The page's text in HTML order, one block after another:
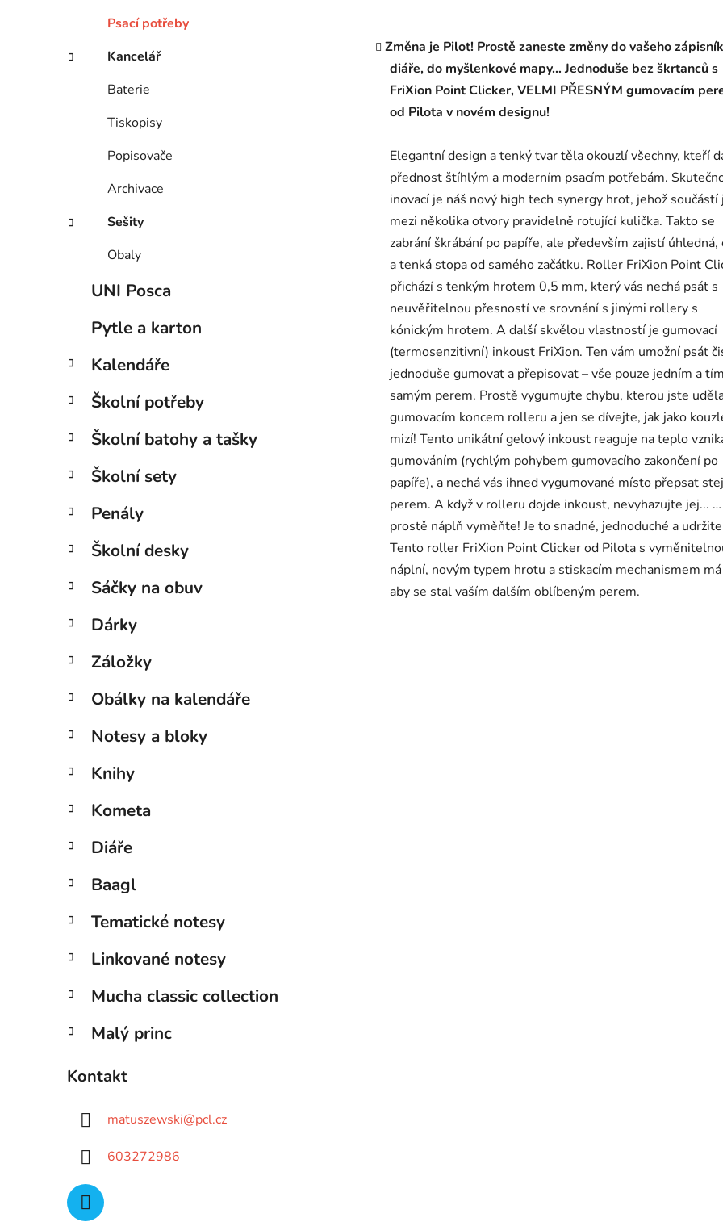
e
Psací potřeby
Kancelář
Baterie
Tiskopisy
Popisovače
Archivace
Sešity
Obaly
UNI Posca
Pytle a karton
Kalendáře
Školní potřeby
Školní batohy a tašky
Školní sety
Penály
Školní desky
Sáčky na obuv
Dárky
Záložky
Obálky na kalendáře
Notesy a bloky
Knihy
Kometa
Diáře
Baagl
Tematické notesy
Linkované notesy
Mucha classic collection
Malý princ
Kontakt
matuszewski@pcl.cz
603272986
Změna je Pilot! Prostě zaneste změny do vašeho
diáře, do myšlenkové mapy… Jednoduše bez škrtanců s
FriXion Point Clicker, VELMI PŘESNÝM gumovacím
od Pilota v novém designu!
Elegantní design a tenký tvar těla okouzlí všechny, kteří
přednost štíhlým a moderním psacím potřebám.
inovací je náš nový high tech synergy hrot, jehož součástí
mezi několika otvory pravidelně rotující kulička. Takto se
zabrání škrábání po papíře, ale především zajistí úhledná,
a tenká stopa od samého začátku. Roller FriXion Point
přichází s tenkým hrotem 0,5 mm, který vás nechá psát s
neuvěřitelnou přesností ve srovnání s jinými rollery s
kónickým hrotem. A další skvělou vlastností je gumovací
(termosenzitivní) inkoust FriXion. Ten vám umožní psát
jednoduše gumovat a přepisovat – vše pouze jedním a tím
samým perem. Prostě vygumujte chybu, kterou jste
gumovacím koncem rolleru a jen se dívejte, jak jako
mizí! Tento unikátní gelový inkoust reaguje na teplo
gumováním (rychlým pohybem gumovacího zakončení po
papíře), a nechá vás ihned vygumované místo přepsat
perem. A když v rolleru dojde inkoust, nevyhazujte jej... …
prostě náplň vyměňte! Je to snadné, jednoduché a
Tento roller FriXion Point Clicker od Pilota s
náplní, novým typem hrotu a stiskacím mechanismem
aby se stal vaším dalším oblíbeným perem.